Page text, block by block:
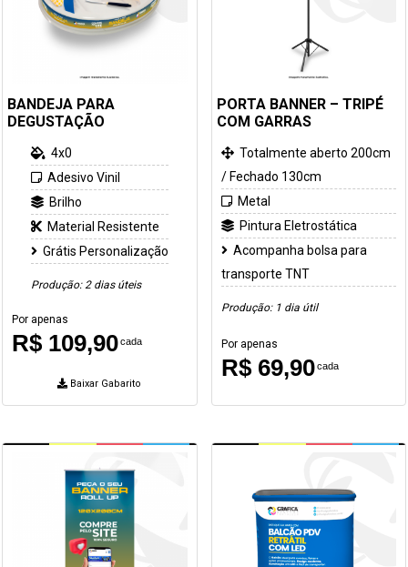
BANDEJA PARA
DEGUSTAÇÃO
4x0
Adesivo Vinil
Brilho
Material Resistente
Grátis Personalização
Produção: 2 dias úteis
Por apenas
R$ 109,90cada
Baixar Gabarito
PORTA BANNER – TRIPÉ
COM GARRAS
Totalmente aberto 200cm
/ Fechado 130cm
Metal
Pintura Eletrostática
Acompanha bolsa para
transporte TNT
Produção: 1 dia útil
Por apenas
R$ 69,90 cada